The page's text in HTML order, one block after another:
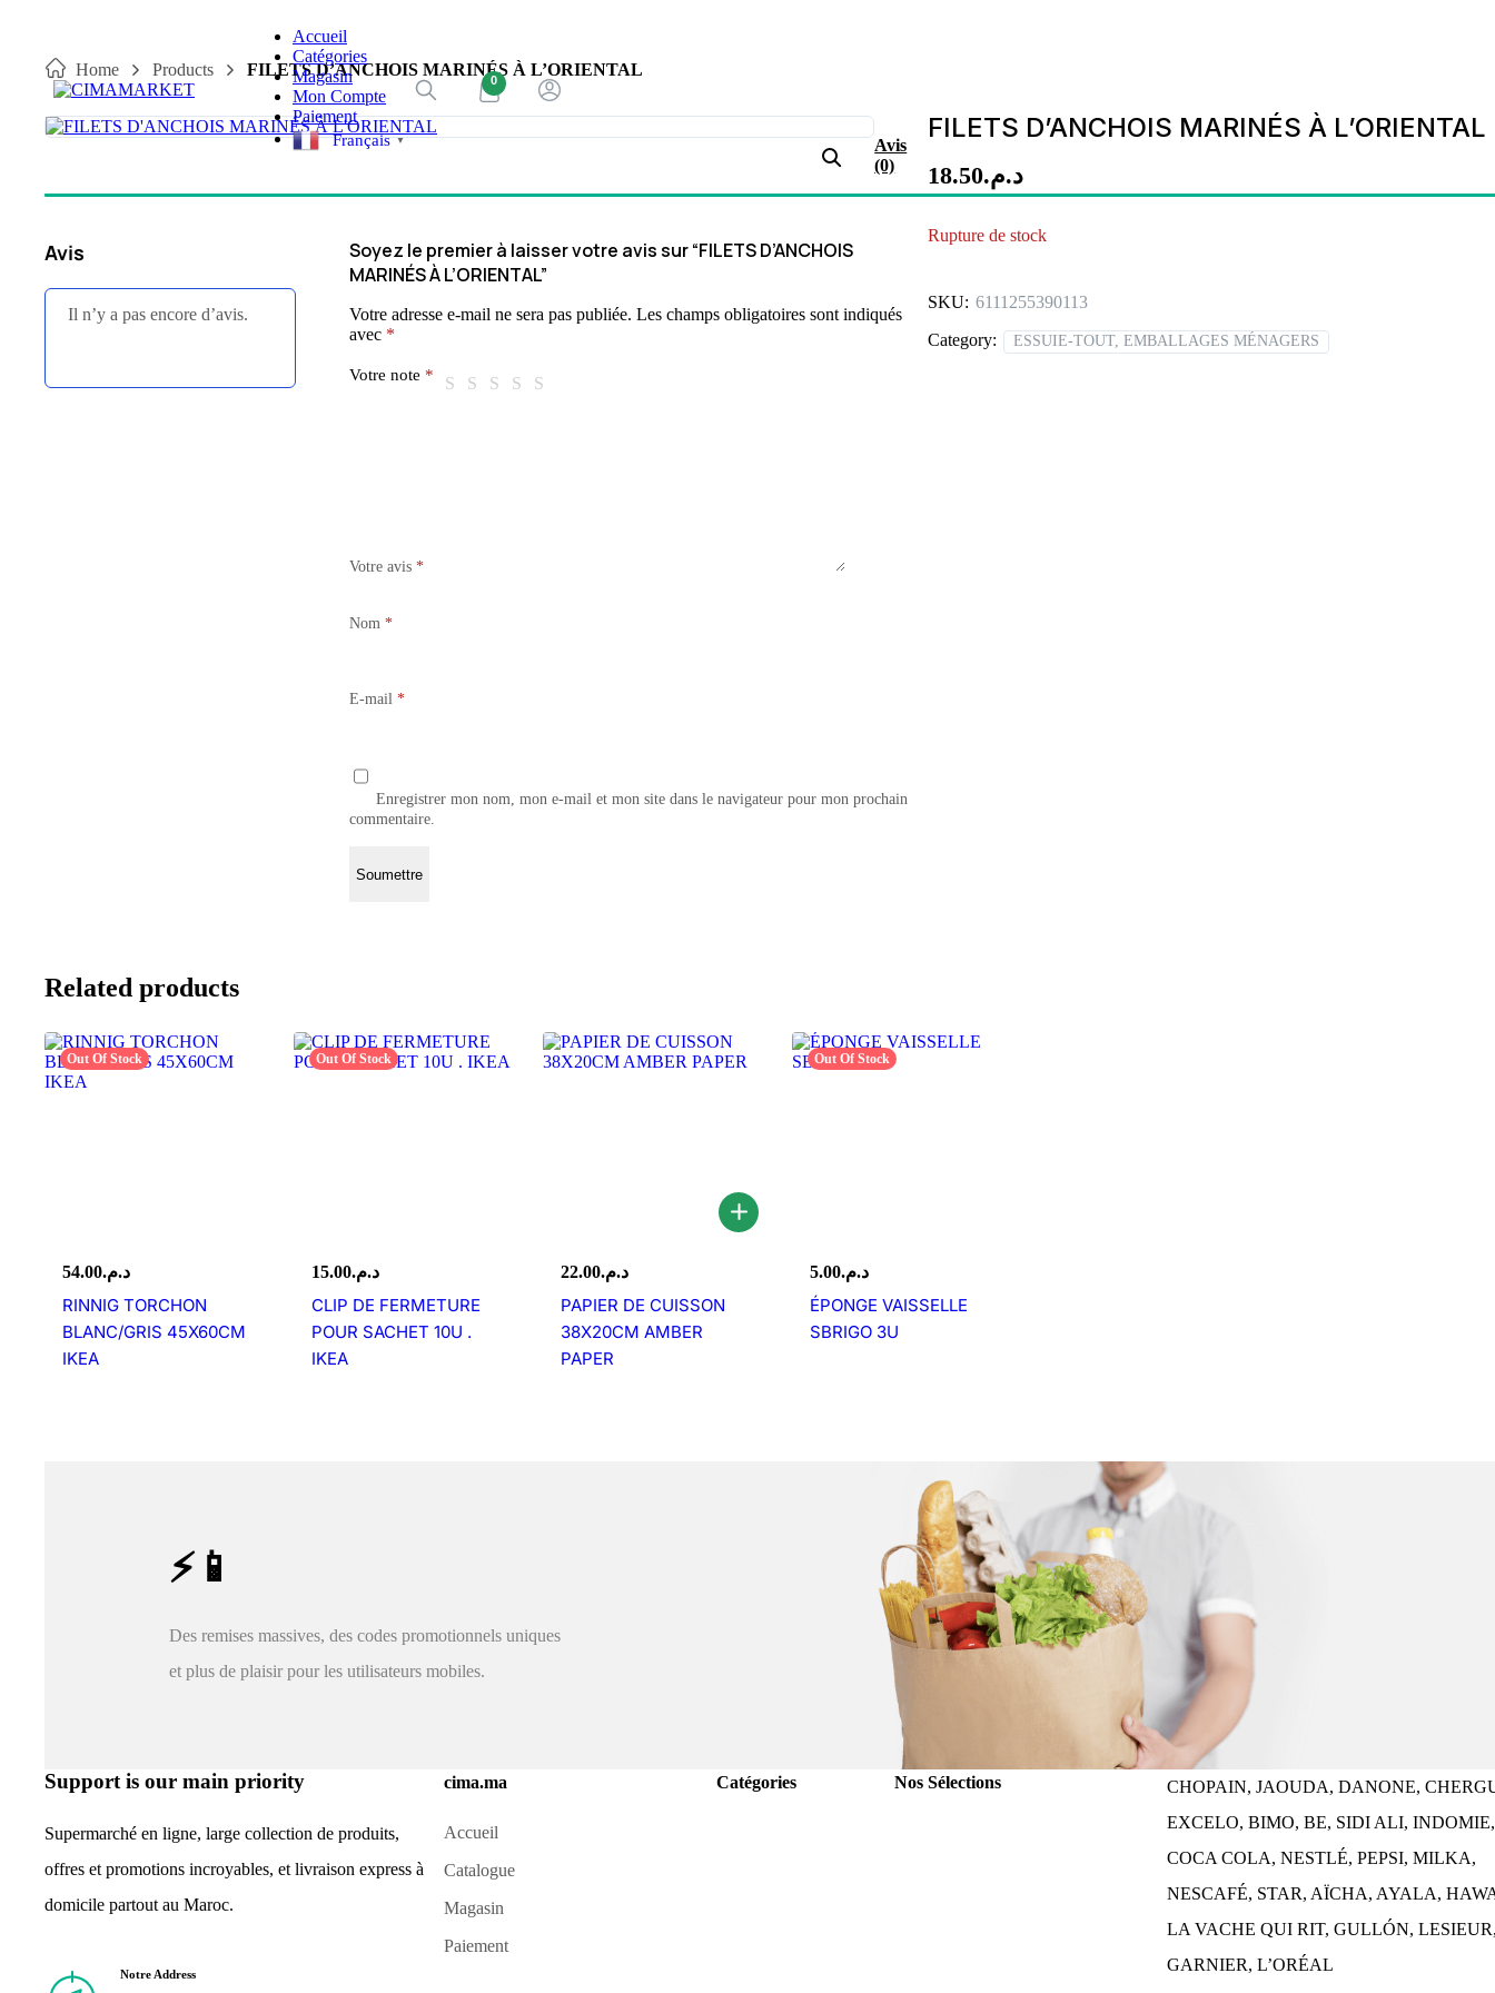
content
Accueil
Catégories
Magasin
Mon Compte
Paiement
Français ▼
0
Home Products FILETS D’ANCHOIS MARINÉS À L’ORIENTAL
FILETS D’ANCHOIS MARINÉS À L’ORIENTAL
د.م.18.50
Rupture de stock
SKU: 6111255390113
Category:
ESSUIE-TOUT, EMBALLAGES MÉNAGERS
Avis
(0)
Avis
Il n’y a pas encore d’avis.
Soyez le premier à laisser votre avis sur “FILETS D’ANCHOIS
MARINÉS À L’ORIENTAL”
Votre adresse e-mail ne sera pas publiée. Les champs obligatoires sont indiqués
avec *
Votre note *
Votre avis*
Nom*
E-mail*
Enregistrer mon nom, mon e-mail et mon site dans le navigateur pour mon prochain
commentaire.
Related products
Out Of Stock
د.م.54.00
RINNIG TORCHON
BLANC/GRIS 45X60CM
IKEA
Out Of Stock
د.م.15.00
CLIP DE FERMETURE
POUR SACHET 10U .
IKEA
د.م.22.00
PAPIER DE CUISSON
38X20CM AMBER
PAPER
Out Of Stock
د.م.5.00
ÉPONGE VAISSELLE
SBRIGO 3U
⚡📱
Des remises massives, des codes promotionnels uniques
et plus de plaisir pour les utilisateurs mobiles.
Support is our main priority
Supermarché en ligne, large collection de produits,
offres et promotions incroyables, et livraison express à
domicile partout au Maroc.
Notre Address
cima.ma
Accueil
Catalogue
Magasin
Paiement
Catégories Nos Sélections
CHOPAIN, JAOUDA, DANONE,
EXCELO, BIMO, BE, SIDI ALI, INDOMIE,
COCA COLA, NESTLÉ, PEPSI, MILKA,
NESCAFÉ, STAR, AÏCHA, AYALA,
LA VACHE QUI RIT, GULLÓN,
GARNIER, L’ORÉAL